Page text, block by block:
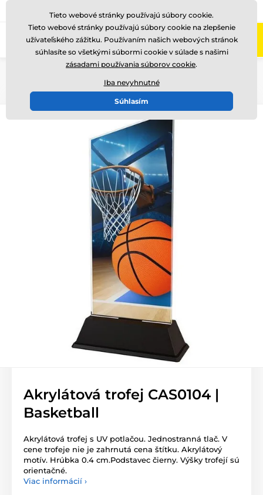
Zavolajte nám (Po-Pi 8-17) +421220255160
Akrylátová trofej CAS0104 |
Basketball
Akrylátová trofej s UV potlačou. Jednostranná tlač. V
cene trofeje nie je zahrnutá cena štítku. Akrylátový
motív. Hrúbka 0.4 cm.Podstavec čierny. Výšky trofejí sú
orientačné.
Viac informácií ›
Tieto webové stránky používajú súbory cookie.
Tieto webové stránky používajú súbory cookie na zlepšenie
užívateľského zážitku. Používaním našich webových stránok
súhlasíte so všetkými súbormi cookie v súlade s našimi
zásadami používania súborov cookie.
Iba nevyhnutné
Súhlasím